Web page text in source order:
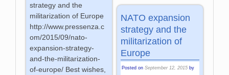
strategy and the
militarization of Europe
http://www.pressenza.c
om/2015/09/nato-
expansion-strategy-
and-the-militarization-
of-europe/ Best wishes,
NATO expansion
strategy and the
militarization of
Europe
Posted on September 12, 2015 by